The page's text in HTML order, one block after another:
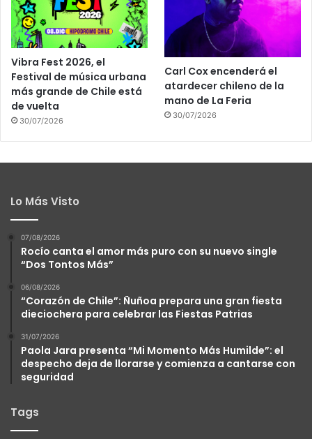
Vibra Fest 2026, el
Festival de música urbana
más grande de Chile está
de vuelta
30/07/2026
Carl Cox encenderá el
atardecer chileno de la
mano de La Feria
30/07/2026
Lo Más Visto
07/08/2026
Rocío canta el amor más puro con su nuevo single
“Dos Tontos Más”
06/08/2026
“Corazón de Chile”: Ñuñoa prepara una gran fiesta
dieciochera para celebrar las Fiestas Patrias
31/07/2026
Paola Jara presenta “Mi Momento Más Humilde”: el
despecho deja de llorarse y comienza a cantarse con
seguridad
Tags